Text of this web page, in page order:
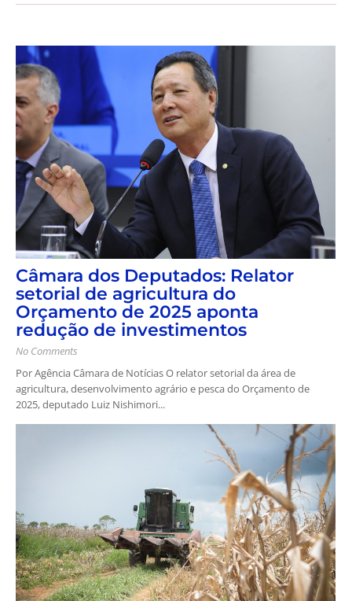
Câmara dos Deputados: Relator
setorial de agricultura do
Orçamento de 2025 aponta
redução de investimentos
No Comments
Por Agência Câmara de Notícias O relator setorial da área de
agricultura, desenvolvimento agrário e pesca do Orçamento de
2025, deputado Luiz Nishimori...